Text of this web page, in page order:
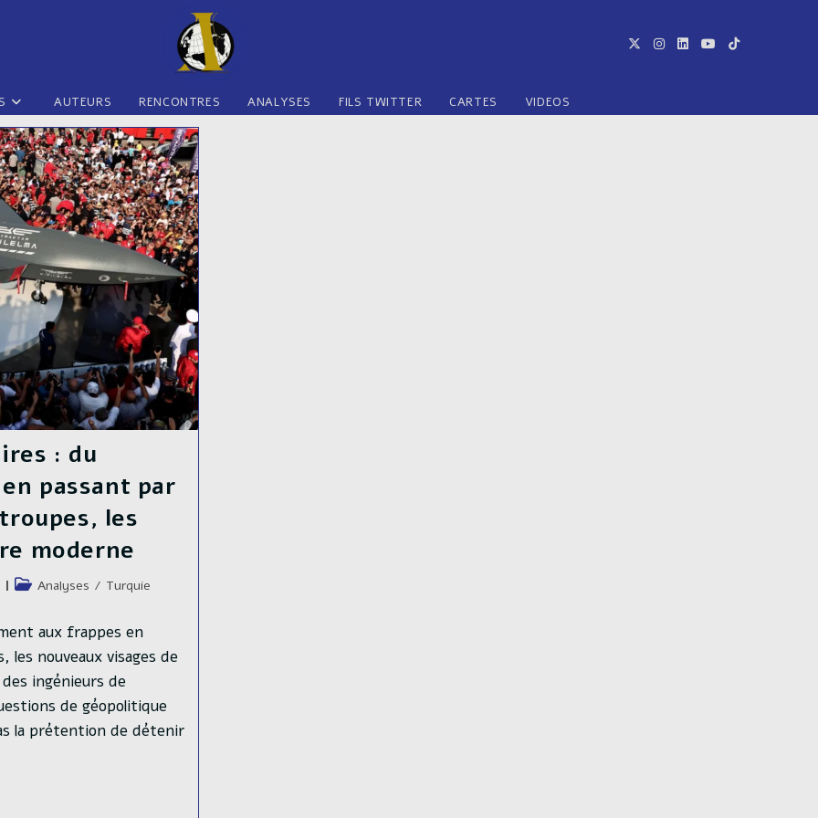
AUTEURS RENCONTRES ANALYSES FILS TWITTER CARTES VIDEOS
: du
passant par
les
moderne
PostAnalyses / Turquie
aux frappes en
les nouveaux visages de
ingénieurs de
de géopolitique
la prétention de détenir